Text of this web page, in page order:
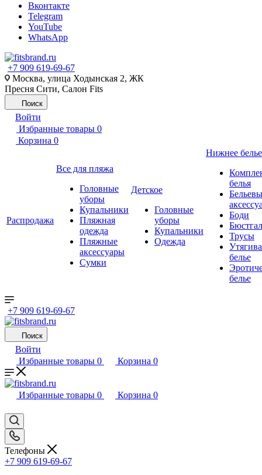
Вконтакте
Telegram
YouTube
WhatsApp
+7 909 619-69-67
Москва, улица Ходынская 2, ЖК
Пресня Сити, Салон Fits
Поиск
Войти
Избранные товары 0
Корзина 0
Распродажа
Все для пляжа
Головные
уборы
Купальники
Пляжная
одежда
Пляжные
аксессуары
Сумки
Детское
Головные
уборы
Купальники
Одежда
Нижнее белье
белья
Боди
Трусы
белье
белье
+7 909 619-69-67
Поиск
Войти
Избранные товары 0 Корзина 0
Избранные товары 0 Корзина 0
Телефоны
+7 909 619-69-67